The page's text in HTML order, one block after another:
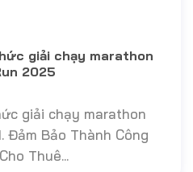
giải chạy marathon
2025
giải chạy marathon
Đảm Bảo Thành Công
Thuê...